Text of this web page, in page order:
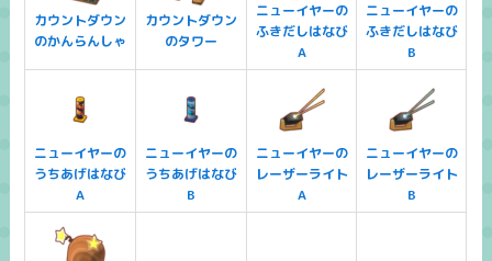
カウントダウン
のかんらんしゃ
カウントダウン
のタワー
ニューイヤーの
ふきだしはなび
A
ニューイヤーの
ふきだしはなび
B
ニューイヤーの
うちあげはなび
A
ニューイヤーの
うちあげはなび
B
ニューイヤーの
レーザーライト
A
ニューイヤーの
レーザーライト
B